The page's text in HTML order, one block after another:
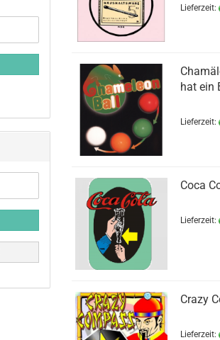
Lieferzeit:
hat ein
Lieferzeit:
Coca
Lieferzeit:
Crazy
Lieferzeit: